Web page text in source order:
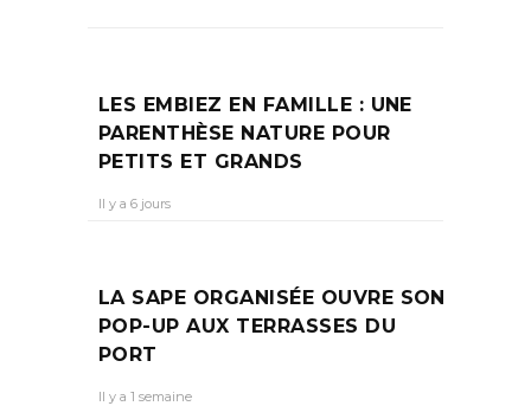
LES EMBIEZ EN FAMILLE : UNE
PARENTHÈSE NATURE POUR
PETITS ET GRANDS
Il y a 6 jours
LA SAPE ORGANISÉE OUVRE SON
POP-UP AUX TERRASSES DU
PORT
Il y a 1 semaine